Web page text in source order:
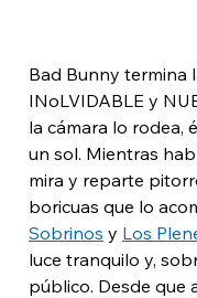
Bad Bunny termina
INoLVIDABLE y
la cámara lo rodea,
un sol. Mientras
mira y reparte
boricuas que lo
Sobrinos y Los
luce tranquilo y,
público. Desde que